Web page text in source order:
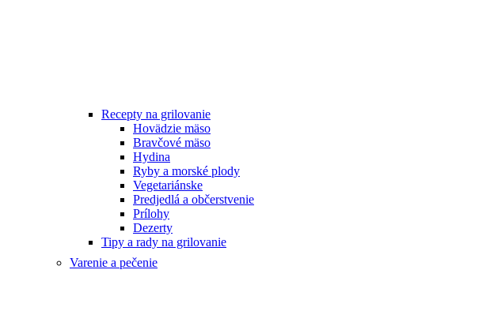
Recepty na grilovanie
Hovädzie mäso
Bravčové mäso
Hydina
Ryby a morské plody
Vegetariánske
Predjedlá a občerstvenie
Prílohy
Dezerty
Tipy a rady na grilovanie
Varenie a pečenie